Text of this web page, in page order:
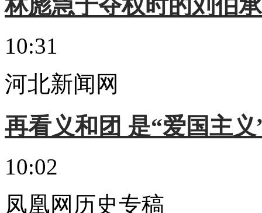
林彪急于夺权时的刘伯
10:31
河北新闻网
再看义和团 是“爱国主
10:02
凤凰网历史专稿